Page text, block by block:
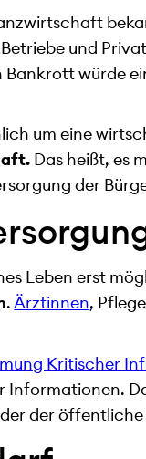
und
Bankrott würde
um eine
Das heißt, es
der
Leben erst
.Ärztinnen,
Kritischer
Informationen.
der